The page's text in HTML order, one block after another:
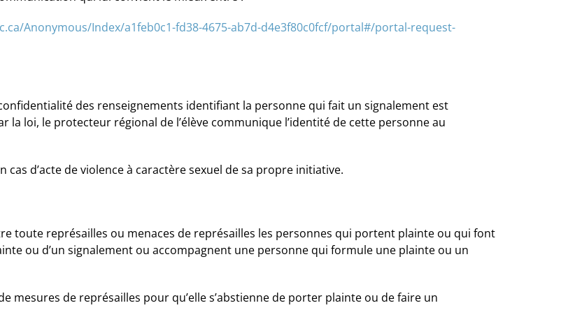
Anonymous/Index/a1feb0c1-fd38-4675-ab7d-d4e3f80c0fcf/portal#/portal-request-
des renseignements identifiant la personne qui fait un signalement est
la loi, le protecteur régional de l’élève communique l’identité de cette personne au
d’acte de violence à caractère sexuel de sa propre initiative.
toute représailles ou menaces de représailles les personnes qui portent plainte ou qui font
ou d’un signalement ou accompagnent une personne qui formule une plainte ou un
mesures de représailles pour qu’elle s’abstienne de porter plainte ou de faire un